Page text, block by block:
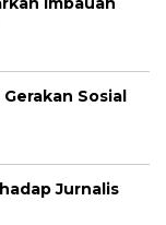
Sosial
Jurnalis